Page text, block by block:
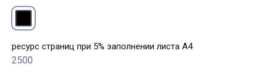
ресурс страниц при 5% заполнении листа А4
2500